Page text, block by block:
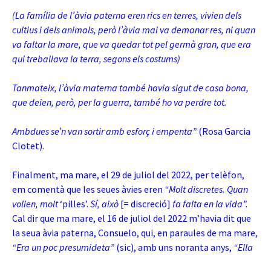
(La família de l’àvia paterna eren rics en terres, vivien dels
cultius i dels animals, però l’àvia mai va demanar res, ni quan
va faltar la mare, que va quedar tot pel germà gran, que era
qui treballava la terra, segons els costums)
Tanmateix, l’àvia materna també havia sigut de casa bona,
que deien, però, per la guerra, també ho va perdre tot.
Ambdues se’n van sortir amb esforç i empenta” (Rosa Garcia
Clotet).
Finalment, ma mare, el 29 de juliol del 2022, per telèfon,
em comentà que les seues àvies eren “Molt discretes. Quan
volien, molt‘pilles’. Sí, això [= discreció] fa falta en la vida”.
Cal dir que ma mare, el 16 de juliol del 2022 m’havia dit que
la seua àvia paterna, Consuelo, qui, en paraules de ma mare,
“Era un poc presumideta” (sic), amb uns noranta anys, “Ella